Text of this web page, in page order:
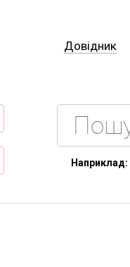
Довідник
Наприклад: